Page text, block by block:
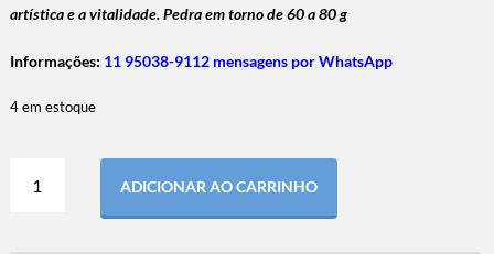
artística e a vitalidade. Pedra em torno de 60 a 80 g
Informações: 11 95038-9112 mensagens por WhatsApp
4 em estoque
ADICIONAR AO CARRINHO